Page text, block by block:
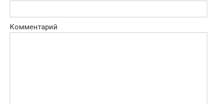
Комментарий